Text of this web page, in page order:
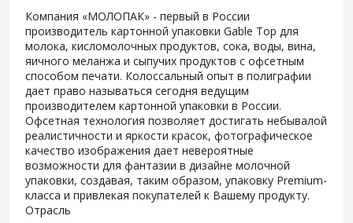
Компания «МОЛОПАК» - первый в России
производитель картонной упаковки Gable Top для
молока, кисломолочных продуктов, сока, воды, вина,
яичного меланжа и сыпучих продуктов с офсетным
способом печати. Колоссальный опыт в полиграфии
дает право называться сегодня ведущим
производителем картонной упаковки в России.
Офсетная технология позволяет достигать небывалой
реалистичности и яркости красок, фотографическое
качество изображения дает невероятные
возможности для фантазии в дизайне молочной
упаковки, создавая, таким образом, упаковку Premium-
класса и привлекая покупателей к Вашему продукту.
Отрасль